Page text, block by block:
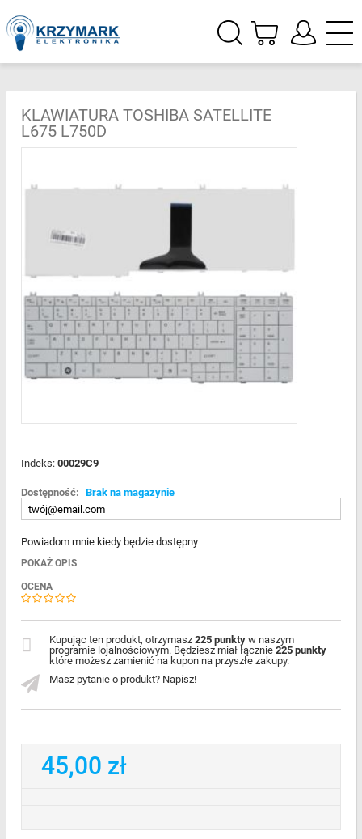
KLAWIATURA TOSHIBA SATELLITE
L675 L750D
Indeks: 00029C9
Dostępność: Brak na magazynie
Powiadom mnie kiedy będzie dostępny
POKAŻ OPIS
OCENA
Masz pytanie o produkt? Napisz!
Kupując ten produkt, otrzymasz 225 punkty w naszym
programie lojalnościowym. Będziesz miał łącznie 225 punkty
które możesz zamienić na kupon na przyszłe zakupy.
45,00 zł